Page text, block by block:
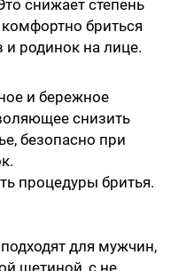
снижает степень
бриться
родинок на лице.
и бережное
снизить
безопасно при
процедуры бритья.
для мужчин,
щетиной, с не